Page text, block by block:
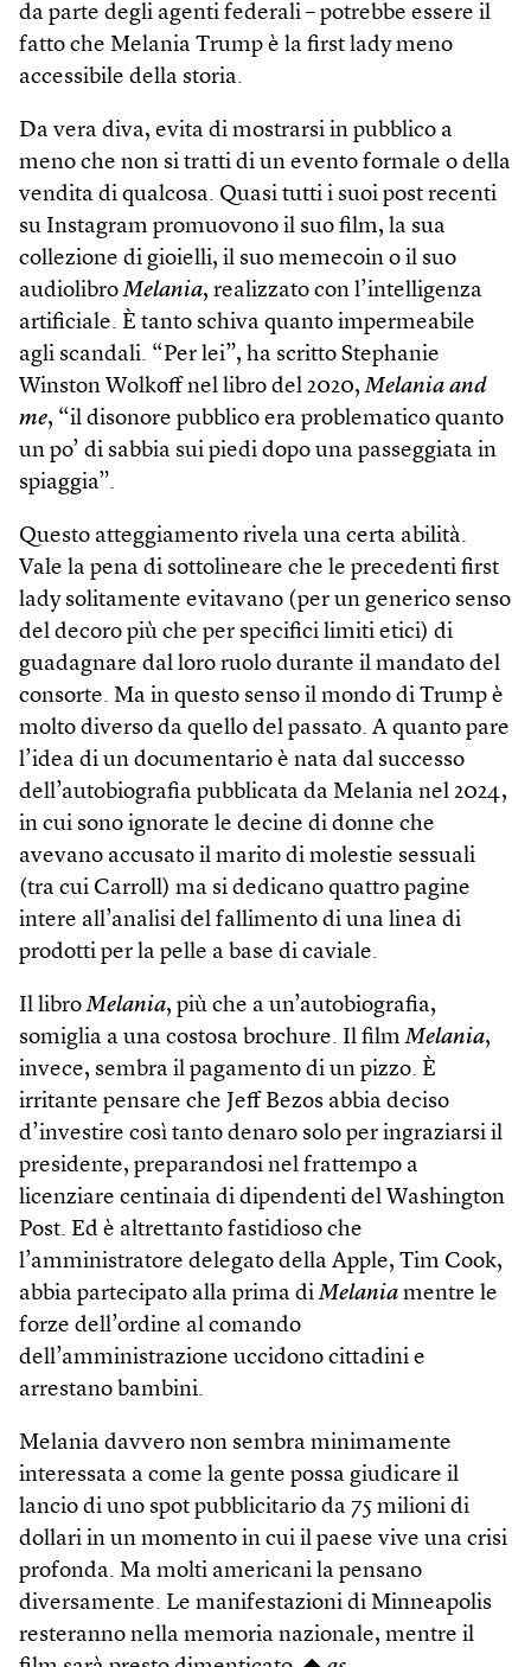
da parte degli agenti federali – potrebbe essere il
fatto che Melania Trump è la first lady meno
accessibile della storia.
Da vera diva, evita di mostrarsi in pubblico a
meno che non si tratti di un evento formale o della
vendita di qualcosa. Quasi tutti i suoi post recenti
su Instagram promuovono il suo film, la sua
collezione di gioielli, il suo memecoin o il suo
audiolibroMelania, realizzato con l’intelligenza
artificiale. È tanto schiva quanto impermeabile
agli scandali. “Per lei”, ha scritto Stephanie
Winston Wolkoff nel libro del 2020,Melania and
me, “il disonore pubblico era problematico quanto
un po’ di sabbia sui piedi dopo una passeggiata in
spiaggia”.
Questo atteggiamento rivela una certa abilità.
Vale la pena di sottolineare che le precedenti first
lady solitamente evitavano (per un generico senso
del decoro più che per specifici limiti etici) di
guadagnare dal loro ruolo durante il mandato del
consorte. Ma in questo senso il mondo di Trump è
molto diverso da quello del passato. A quanto pare
l’idea di un documentario è nata dal successo
dell’autobiografia pubblicata da Melania nel 2024,
in cui sono ignorate le decine di donne che
avevano accusato il marito di molestie sessuali
(tra cui Carroll) ma si dedicano quattro pagine
intere all’analisi del fallimento di una linea di
prodotti per la pelle a base di caviale.
Il libroMelania, più che a un’autobiografia,
somiglia a una costosa brochure. Il filmMelania,
invece, sembra il pagamento di un pizzo. È
irritante pensare che Jeff Bezos abbia deciso
d’investire così tanto denaro solo per ingraziarsi il
presidente, preparandosi nel frattempo a
licenziare centinaia di dipendenti del Washington
Post. Ed è altrettanto fastidioso che
l’amministratore delegato della Apple, Tim Cook,
abbia partecipato alla prima diMelania mentre le
forze dell’ordine al comando
dell’amministrazione uccidono cittadini e
arrestano bambini.
Melania davvero non sembra minimamente
interessata a come la gente possa giudicare il
lancio di uno spot pubblicitario da 75 milioni di
dollari in un momento in cui il paese vive una crisi
profonda. Ma molti americani la pensano
diversamente. Le manifestazioni di Minneapolis
resteranno nella memoria nazionale, mentre il